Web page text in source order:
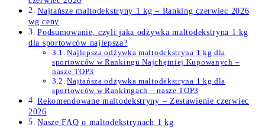
Najtańsze maltodekstryny 1 kg – Ranking czerwiec 2026
wg ceny
Podsumowanie, czyli jaka odżywka maltodekstryna 1 kg
dla sportowców najlepsza?
Najlepsza odżywka maltodekstryna 1 kg dla
sportowców w Rankingu Najchętniej Kupowanych –
nasze TOP3
Najtańsza odżywka maltodekstryna 1 kg dla
sportowców w Rankingach – nasze TOP3
Rekomendowane maltodekstryny – Zestawienie czerwiec
2026
Nasze FAQ o maltodekstrynach 1 kg